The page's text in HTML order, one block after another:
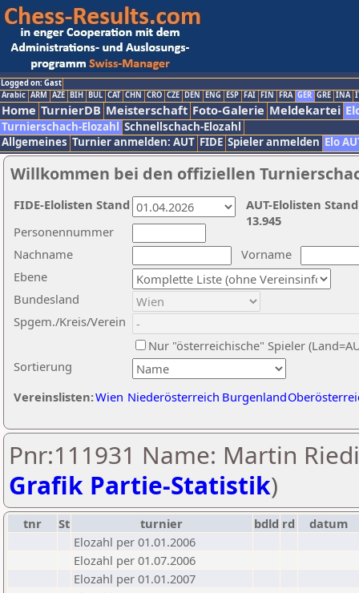
Logged on: Gast
Arabic ARM AZE BIH BUL CAT CHN CRO CZE DEN ENG ESP FAI FIN FRA GER GRE INA
Home TurnierDB Meisterschaft Foto-Galerie Meldekartei
Turnierschach-Elozahl Schnellschach-Elozahl
Allgemeines Turnier anmelden: AUT FIDE Spieler anmelden Elo
Willkommen bei den offiziellen
Nachname
Vorname
Ebene
Sortierung
Personennummer
Bundesland
Spgem./Kreis/Verein
Nur "österreichische" Spieler
Vereinslisten:Wien Niederösterreich Burgenland
AUT-Elolisten
13.945
FIDE-Elolisten Stand
Pnr:111931 Name: Martin
Grafik Partie-Statistik)
tnr St turnier bdld rd
datum
Elozahl per 01.01.2006
Elozahl per 01.07.2006
Elozahl per 01.01.2007